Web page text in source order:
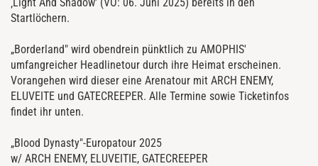
Startlöchern.
„Borderland" wird obendrein pünktlich zu AMOPHIS'
umfangreicher Headlinetour durch ihre Heimat erscheinen.
Vorangehen wird dieser eine Arenatour mit ARCH ENEMY,
ELUVEITE und GATECREEPER. Alle Termine sowie Ticketinfos
findet ihr unten.
„Blood Dynasty"-Europatour 2025
w/ ARCH ENEMY, ELUVEITIE, GATECREEPER